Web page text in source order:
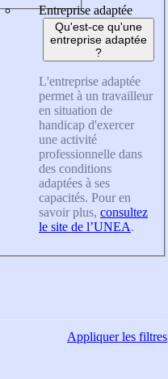
Entreprise adaptée
Qu'est-ce qu'une
entreprise adaptée
?
L'entreprise adaptée
permet à un travailleur
en situation de
handicap d'exercer
une activité
professionnelle dans
des conditions
adaptées à ses
capacités. Pour en
savoir plus, consultez
le site de l’UNEA.
Appliquerles filtres